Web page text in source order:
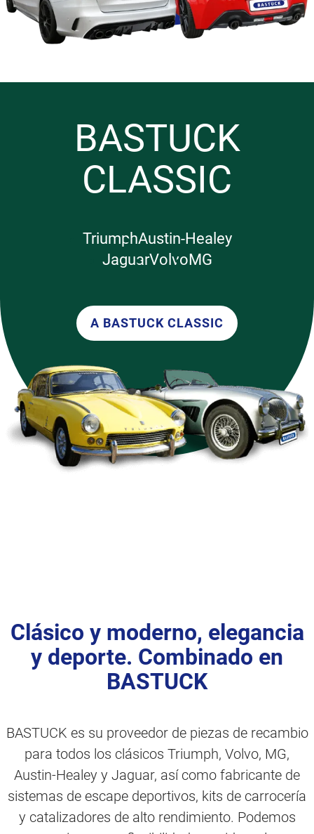
BASTUCK
CLASSIC
TriumphAustin-Healey
JaguarVolvoMG
A BASTUCK CLASSIC
Clásico y moderno, elegancia
y deporte. Combinado en
BASTUCK
BASTUCK es su proveedor de piezas de recambio
para todos los clásicos Triumph, Volvo, MG,
Austin-Healey y Jaguar, así como fabricante de
sistemas de escape deportivos, kits de carrocería
y catalizadores de alto rendimiento. Podemos